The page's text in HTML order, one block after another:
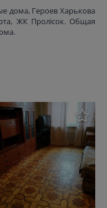
дома, Героев Харькова
ЖК Пролicок. Общая